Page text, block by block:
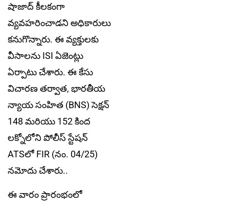
షాజాద్ కీల‌కంగా
వ్య‌వ‌హ‌రించాడ‌ని అధికారులు
కనుగొన్నారు. ఈ వ్యక్తులకు
వీసాలను ISI ఏజెంట్లు
ఏర్పాటు చేశారు. ఈ కేసు
విచార‌ణ తర్వాత, భారతీయ
న్యాయ సంహిత (BNS) సెక్షన్
148 మరియు 152 కింద
లక్నోలోని పోలీస్ స్టేషన్
ATSలో FIR (నం. 04/25)
నమోదు చేశారు..
ఈ వారం ప్రారంభంలో